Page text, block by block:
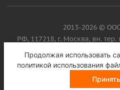
2013-2026 ©
РФ, 117218, г. Москва, вн.
Котловка, ул. Большая
9718086924, ОГРН
Продолжая использовать
политикой использования
Принять